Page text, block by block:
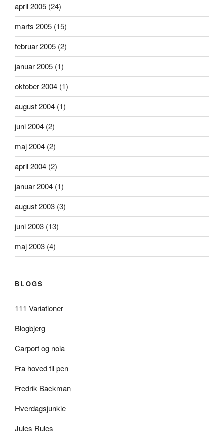
april 2005 (24)
marts 2005 (15)
februar 2005 (2)
januar 2005 (1)
oktober 2004 (1)
august 2004 (1)
juni 2004 (2)
maj 2004 (2)
april 2004 (2)
januar 2004 (1)
august 2003 (3)
juni 2003 (13)
maj 2003 (4)
BLOGS
111 Variationer
Blogbjerg
Carport og noia
Fra hoved til pen
Fredrik Backman
Hverdagsjunkie
Jules Rules